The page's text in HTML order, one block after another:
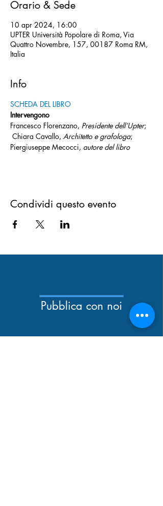
Orario & Sede
10 apr 2024, 16:00
UPTER Università Popolare di Roma, Via
Quattro Novembre, 157, 00187 Roma RM,
Italia
Info
SCHEDA DEL LIBRO
Intervengono
Francesco Florenzano, Presidente dell’Upter;
Chiara Cavallo, Architetto e grafologa;
Piergiuseppe Mecocci, autore del libro
Condividi questo evento
Pubblica con noi